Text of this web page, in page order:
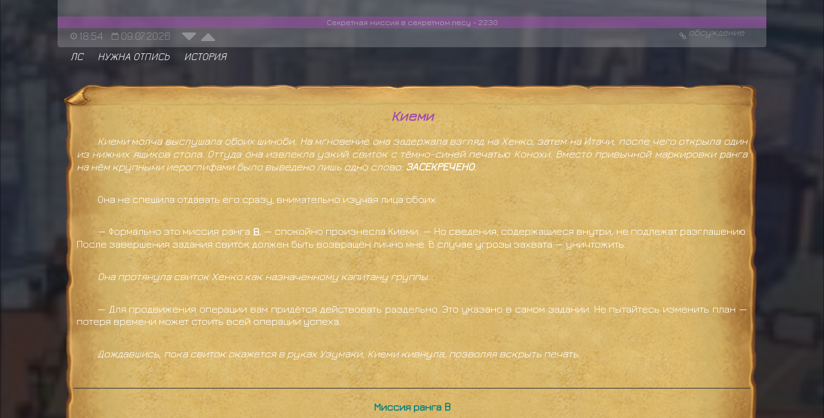
Секретная миссия в секретном лесу - 2230
18:54 09.07.2026 обсуждение
ЛС НУЖНА ОТПИСЬ ИСТОРИЯ
Киеми
Киеми молча выслушала обоих шиноби. На мгновение она задержала взгляд на Хенко, затем на Итачи, после чего открыла один
из нижних ящиков стола. Оттуда она извлекла узкий свиток с тёмно-синей печатью Конохи. Вместо привычной маркировки ранга
на нём крупными иероглифами было выведено лишь одно слово:ЗАСЕКРЕЧЕНО.
Она не спешила отдавать его сразу, внимательно изучая лица обоих.
— Формально это миссия ранга B, — спокойно произнесла Киеми. — Но сведения, содержащиеся внутри, не подлежат разглашению.
После завершения задания свиток должен быть возвращён лично мне. В случае угрозы захвата — уничтожить.
Она протянула свиток Хенко как назначенному капитану группы.
— Для продвижения операции вам придётся действовать раздельно. Это указано в самом задании. Не пытайтесь изменить план —
потеря времени может стоить всей операции успеха.
Дождавшись, пока свиток окажется в руках Узумаки, Киеми кивнула, позволяя вскрыть печать.
Миссия ранга B